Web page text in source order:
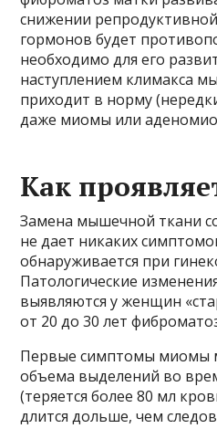
снижении
гормонов будет
необходимо для его
наступлением климакса
приходит в норму
даже миомы или
Как
Замена мышечной ткани
не дает никаких
обнаруживается при
Патологические
выявляются у женщин
от 20 до 30 лет
Первые симптомы миомы
объема выделений во
(теряется более 80 мл
длится дольше, чем